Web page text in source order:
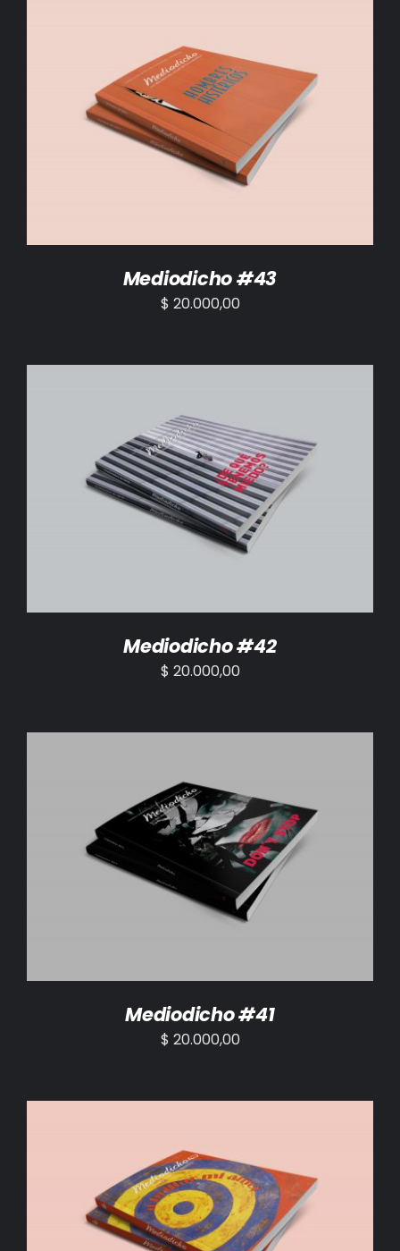
AÑADIR AL CARRITO DETALLES
Mediodicho #43
$ 20.000,00
AÑADIR AL CARRITO / DETALLES
Mediodicho #42
$ 20.000,00
AÑADIR AL CARRITO / DETALLES
Mediodicho #41
$ 20.000,00
AÑADIR AL CARRITO / DETALLES